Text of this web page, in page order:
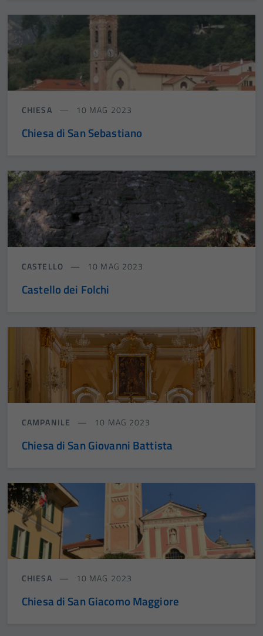
CHIESA 10 MAG 2023
Chiesa di San Sebastiano
CASTELLO 10 MAG 2023
Castello dei Folchi
CAMPANILE 10 MAG 2023
Chiesa di San Giovanni Battista
CHIESA 10 MAG 2023
Chiesa di San Giacomo Maggiore